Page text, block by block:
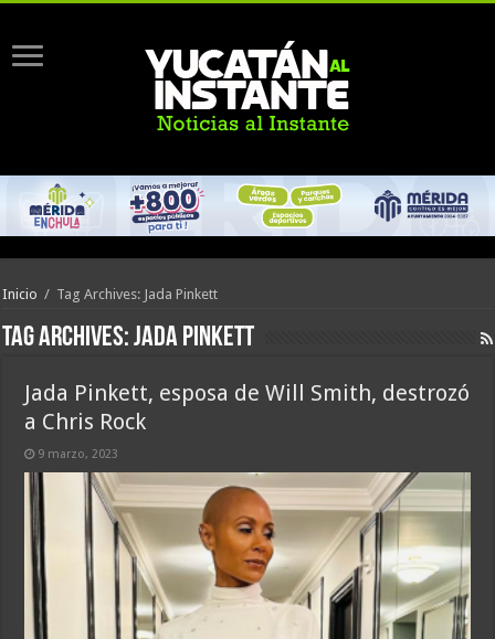
Inicio / Tag Archives: Jada Pinkett
Tag Archives:Jada Pinkett
Jada Pinkett, esposa de Will Smith, destrozó
a Chris Rock
9 marzo, 2023